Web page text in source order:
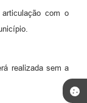
com o
realizada sem a